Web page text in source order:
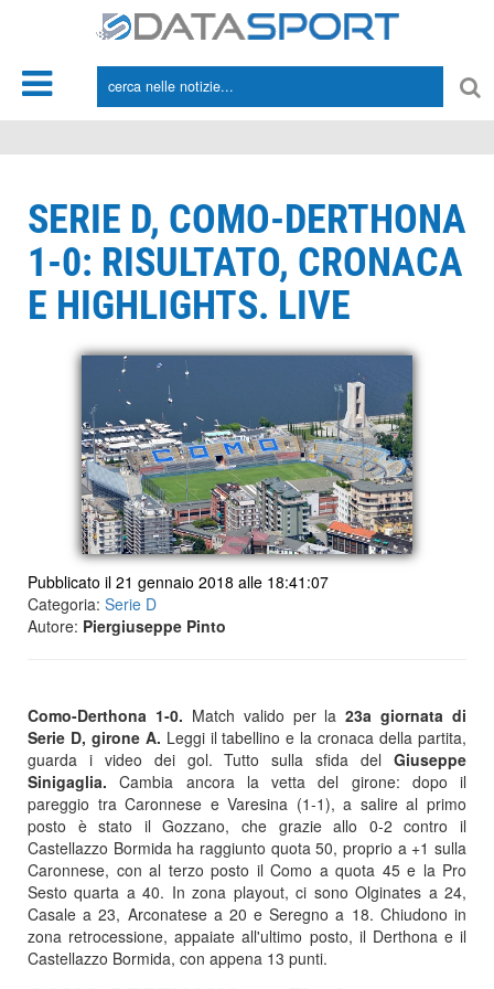
SERIE D, COMO-DERTHONA
1-0: RISULTATO, CRONACA
E HIGHLIGHTS. LIVE
Pubblicato il 21 gennaio 2018 alle 18:41:07
Categoria: Serie D
Autore: Piergiuseppe Pinto
Como-Derthona 1-0. Match valido per la 23a giornata di
Serie D, girone A. Leggi il tabellino e la cronaca della partita,
guarda i video dei gol. Tutto sulla sfida del Giuseppe
Sinigaglia.Cambia ancora la vetta del girone: dopo il
pareggio tra Caronnese e Varesina (1-1), a salire al primo
posto è stato il Gozzano, che grazie allo 0-2 contro il
Castellazzo Bormida ha raggiunto quota 50, proprio a +1 sulla
Caronnese, con al terzo posto il Como a quota 45 e la Pro
Sesto quarta a 40. In zona playout, ci sono Olginates a 24,
Casale a 23, Arconatese a 20 e Seregno a 18. Chiudono in
zona retrocessione, appaiate all'ultimo posto, il Derthona e il
Castellazzo Bormida, con appena 13 punti.